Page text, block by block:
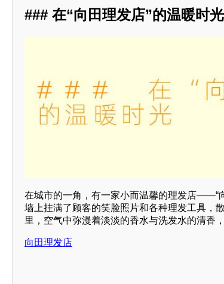
### 在“向田理发店”的温暖时光
在城市的一角，有一家小而温馨的理发店——“
墙上挂满了顾客的笑脸照片和各种理发工具，
里，空气中弥漫着淡淡的香水与洗发水的清香
向田理发店